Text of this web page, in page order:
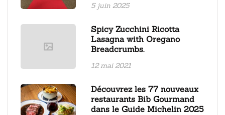
5 juin 2025
Spicy Zucchini Ricotta
Lasagna with Oregano
Breadcrumbs.
12 mai 2021
Découvrez les 77 nouveaux
restaurants Bib Gourmand
dans le Guide Michelin 2025